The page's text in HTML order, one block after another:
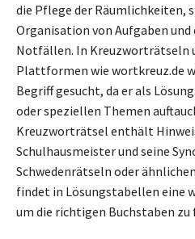
die Pflege der Räumlichkeiten,
Organisation von Aufgaben
Notfällen. In Kreuzworträtseln
Plattformen wie wortkreuz.de
Begriff gesucht, da er als
oder speziellen Themen
Kreuzworträtsel enthält
Schulhausmeister und seine
Schwedenrätseln oder
findet in Lösungstabellen eine
um die richtigen Buchstaben zu